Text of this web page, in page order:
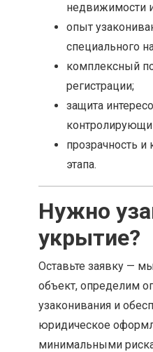
недвижимости
опыт
специального
комплексный
регистрации;
защита
прозрачность и
этапа.
Нужно
укрытие?
Оставьте заявку —
объект, определим
узаконивания и
юридическое
минимальными